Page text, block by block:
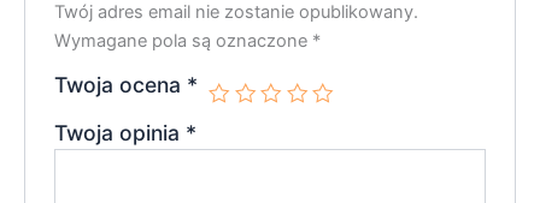
Twój adres email nie zostanie opublikowany.
Wymagane pola są oznaczone *
Twoja ocena *
Twoja opinia *